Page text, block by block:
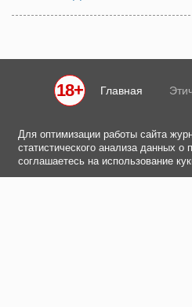
18+ Главная
Для оптимизации работы сайта
статистического анализа данных
соглашаетесь на использование